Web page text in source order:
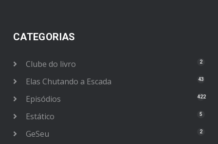
CATEGORIAS
Clube do livro 2
Elas Chutando a Escada 43
Episódios 422
Estático 5
GeSeu 2